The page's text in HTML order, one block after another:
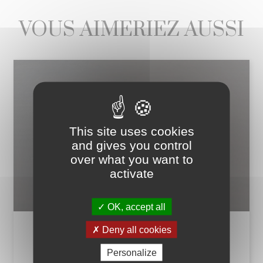
VOUS AIMERIEZ AUSSI
HUILE D'OLIVE À LA TRUFFE
This site uses cookies
and gives you control
over what you want to
activate
OK, accept all
Deny all cookies
Personalize